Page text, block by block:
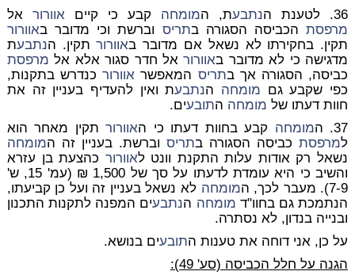
36. לטענת ה
נתבעת, המומחה קבע כי קיים אוורור אל
מרפסתהכביסה הסגורה בתריס וברשת וכי מדובר באוורור
תקין. בחקירתו לא נשאל אם מדובר באוורורתקין. הנתבעת
מדגישה כי לא מדובר באוורוראל חדר סגור אלא אל מרפסת
כביסה, הסגורה אך בתריס המאפשר אוורורכנדרש בתקנות,
כפי שקבע גם מומחה הנתבעת ואין להעדיף בעניין זה את
חוות דעתו של מומחה התובעים.
37. ה
מומחה קבע בחוות דעתו כי האוורורתקין מאחר הוא
למרפסתכביסה הסגורה בתריס וברשת. בעניין זה המומחה
נשאל רק אודות עלות התקנת וונט לאוורור כהצעת בן עזרא
והשיב כי היא עומדת לדעתו על סך של 1,500 ₪ (עמ' 15, ש'
7-9). מעבר לכך, ה
מומחה לא נשאל בעניין זה ועל כן קביעתו,
הנתמכת גם בחוו"ד מומחה הנתבעים המפנה לתקנות התכנון
ובנייה בנדון, לא נסתרה.
על כן, אני דוחה את טענות התובעים בנושא.
הגנה על חלל הכביסה (סע' 49):